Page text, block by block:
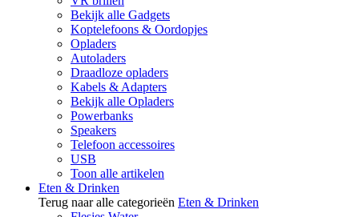
Bekijk alle Gadgets
Koptelefoons & Oordopjes
Opladers
Autoladers
Draadloze opladers
Kabels & Adapters
Bekijk alle Opladers
Powerbanks
Speakers
Telefoon accessoires
USB
Toon alle artikelen
Eten & Drinken
Terug naar alle categorieën Eten & Drinken